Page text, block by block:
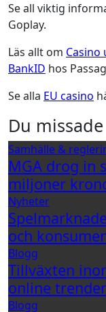
Se all viktig
Goplay.
Läs allt om Casino
BankID hos
Se alla EU casino
Du missade
Samhälle &
MGA drog in
miljoner
Nyheter
och
Blogg
Tillväxten
online trender
Blogg